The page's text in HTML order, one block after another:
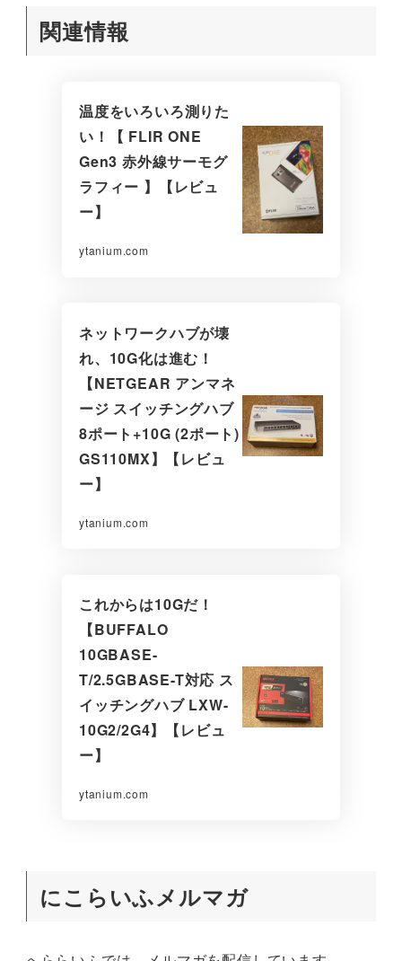
関連情報
温度をいろいろ測りた
い！【 FLIR ONE
Gen3 赤外線サーモグ
ラフィー 】【レビュ
ー】
ytanium.com
ネットワークハブが壊
れ、10G化は進む！
【NETGEAR アンマネ
ージ スイッチングハブ
8ポート+10G (2ポート)
GS110MX】【レビュ
ー】
ytanium.com
これからは10Gだ！
【BUFFALO
10GBASE-
T/2.5GBASE-T対応 ス
イッチングハブ LXW-
10G2/2G4】【レビュ
ー】
ytanium.com
にこらいふメルマガ